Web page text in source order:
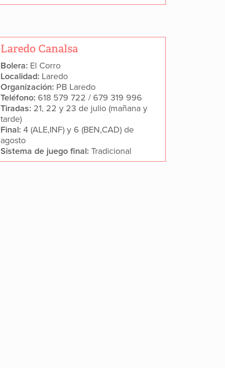
Laredo Canalsa
Bolera: El Corro
Localidad: Laredo
Organización: PB Laredo
Teléfono: 618 579 722 / 679 319 996
Tiradas: 21, 22 y 23 de julio (mañana y
tarde)
Final: 4 (ALE,INF) y 6 (BEN,CAD) de
agosto
Sistema de juego final: Tradicional